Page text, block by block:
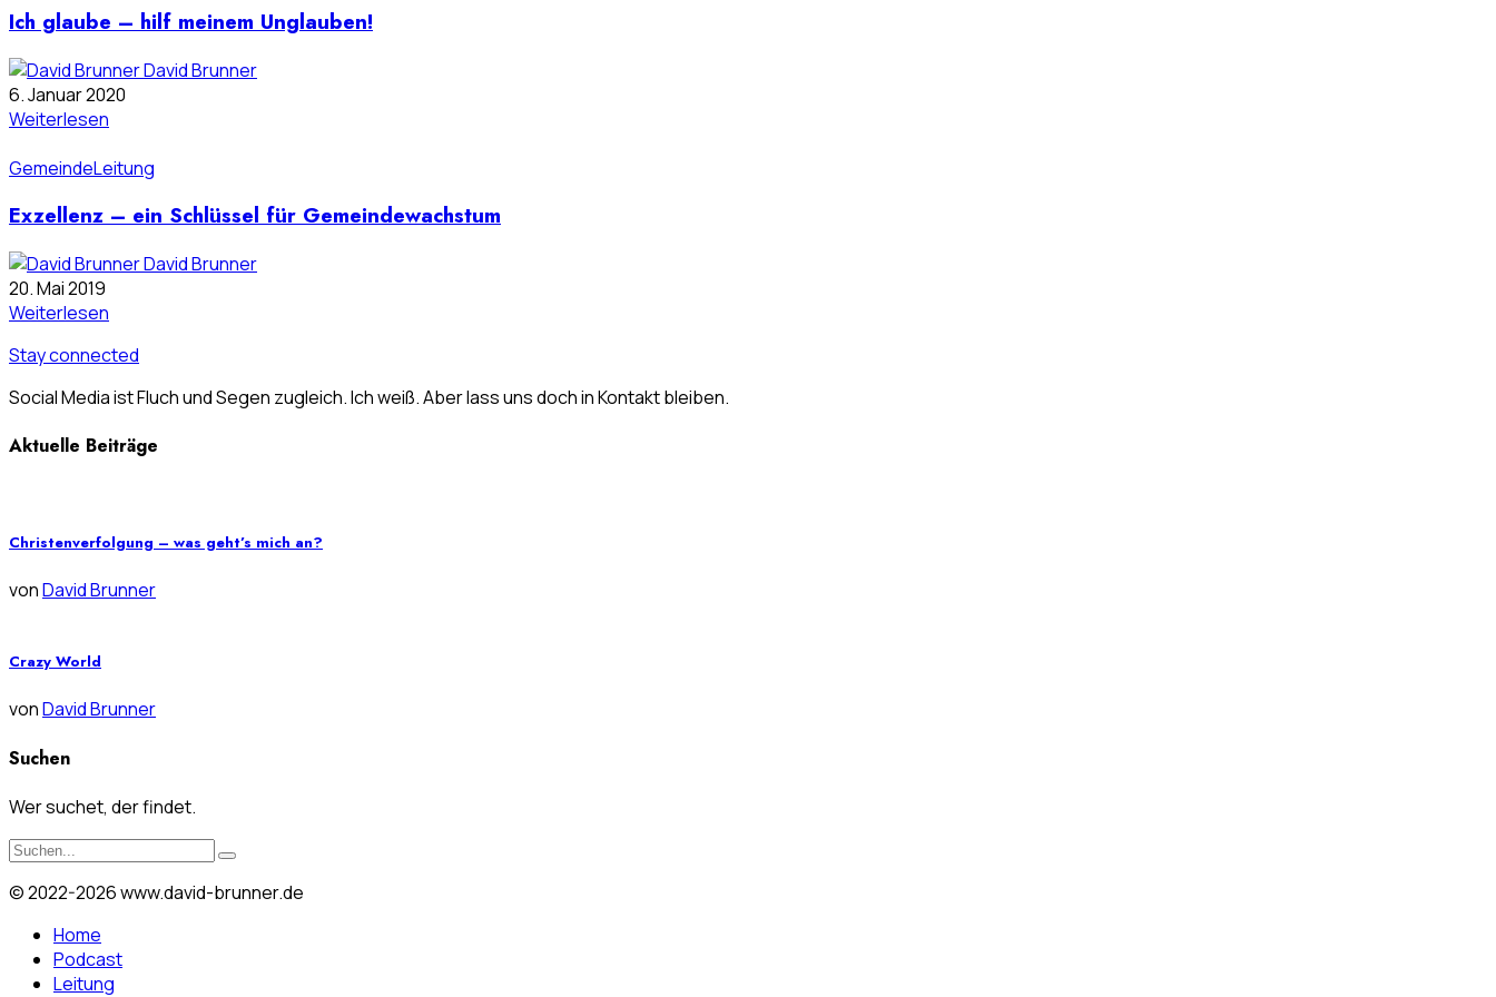
Ich glaube – hilf meinem Unglauben!
David Brunner
6. Januar 2020
Weiterlesen
GemeindeLeitung
Exzellenz – ein Schlüssel für Gemeindewachstum
David Brunner
20. Mai 2019
Weiterlesen
Stay connected
Social Media ist Fluch und Segen zugleich. Ich weiß. Aber lass uns doch in Kontakt bleiben.
Aktuelle Beiträge
Christenverfolgung – was geht’s mich an?
vonDavid Brunner
Crazy World
vonDavid Brunner
Suchen
Wer suchet, der findet.
© 2022-2026 www.david-brunner.de
Home
Podcast
Leitung